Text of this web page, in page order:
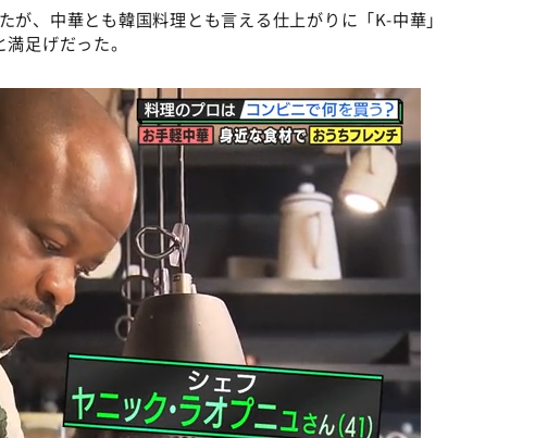
が、中華とも韓国料理とも言える仕上がりに「K-中華」
足げだった。